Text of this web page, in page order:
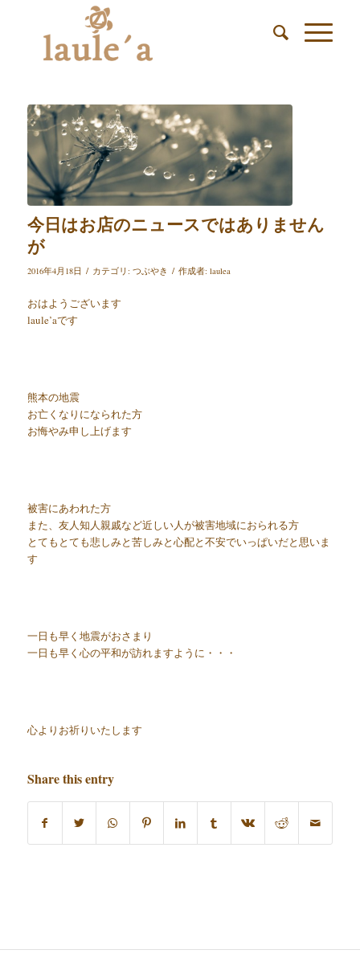
今日はお店のニュースではありません
が
2016年4月18日 / カテゴリ: つぶやき / 作成者: laulea
おはようございます
laule’aです
熊本の地震
お亡くなりになられた方
お悔やみ申し上げます
被害にあわれた方
また、友人知人親戚など近しい人が被害地域におられる方
とてもとても悲しみと苦しみと心配と不安でいっぱいだと思いま
す
一日も早く地震がおさまり
一日も早く心の平和が訪れますように・・・
心よりお祈りいたします
Share this entry